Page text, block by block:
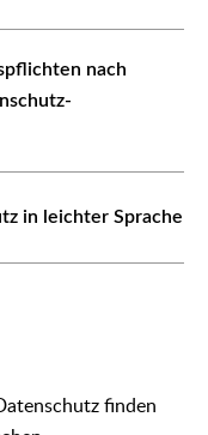
nach
in leichter Sprache
finden